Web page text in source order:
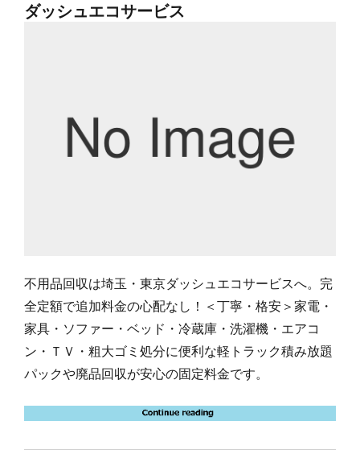
ダッシュエコサービス
不用品回収は埼玉・東京ダッシュエコサービスへ。完
全定額で追加料金の心配なし！＜丁寧・格安＞家電・
家具・ソファー・ベッド・冷蔵庫・洗濯機・エアコ
ン・ＴＶ・粗大ゴミ処分に便利な軽トラック積み放題
パックや廃品回収が安心の固定料金です。